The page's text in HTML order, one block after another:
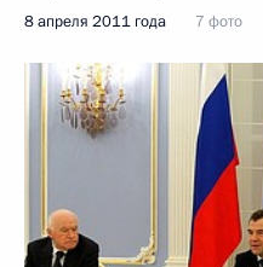
8 апреля 2011 года 7 фото